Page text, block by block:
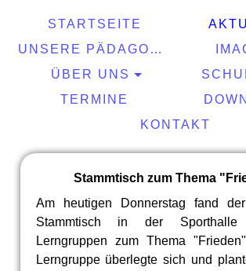
STARTSEITE
UNSERE PÄDAGOGIK
ÜBER UNS
TERMINE
KONTAKT
Stammtisch zum Thema
Am heutigen Donnerstag fand
Stammtisch in der
Lerngruppen zum Thema
Lerngruppe überlegte sich und